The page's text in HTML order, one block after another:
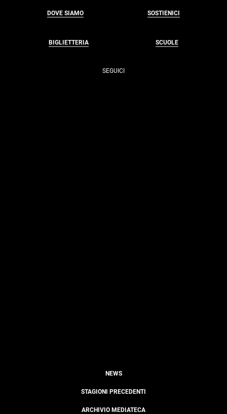
DOVE SIAMO SOSTIENICI
BIGLIETTERIA SCUOLE
SEGUICI
NEWS
STAGIONI PRECEDENTI
ARCHIVIO MEDIATECA